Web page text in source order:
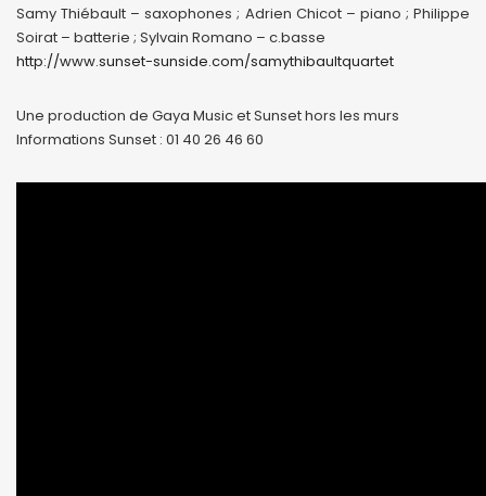
Samy Thiébault – saxophones ; Adrien Chicot – piano ; Philippe
Soirat – batterie ; Sylvain Romano – c.basse
http://www.sunset-sunside.com/samythibaultquartet
Une production de Gaya Music et Sunset hors les murs
Informations Sunset : 01 40 26 46 60